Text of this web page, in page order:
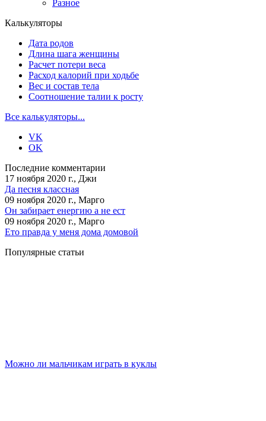
Разное
Калькуляторы
Дата родов
Длина шага женщины
Расчет потери веса
Расход калорий при ходьбе
Вес и состав тела
Соотношение талии к росту
Все калькуляторы...
VK
OK
Последние комментарии
17 ноября 2020 г., Джи
Да песня классная
09 ноября 2020 г., Марго
Он забирает енергию а не ест
09 ноября 2020 г., Марго
Ето правда у меня дома домовой
Популярные статьи
Можно ли мальчикам играть в куклы